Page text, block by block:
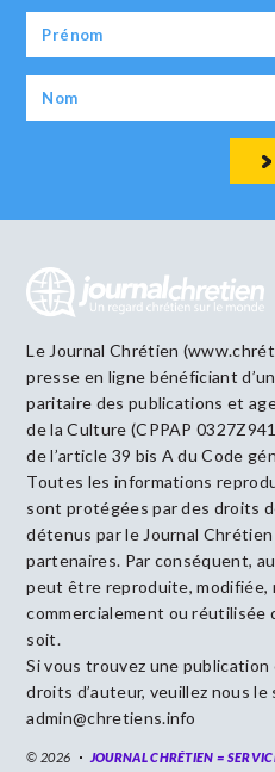
Le Journal Chrétien
presse en ligne bénéficiant
paritaire des publications et
de la Culture (CPPAP
de l’article 39 bis A du Code
Toutes les informations
sont protégées par des droits
détenus par le Journal
partenaires. Par conséquent,
peut être reproduite,
commercialement ou réutilisée
soit.
Si vous trouvez une publication
droits d’auteur, veuillez nous le
admin@chretiens.info
© 2026 JOURNAL CHRÉTIEN =